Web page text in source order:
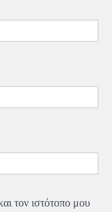
τον ιστότοπο μου